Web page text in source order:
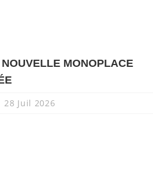
MONOPLACE
28 Juil 2026